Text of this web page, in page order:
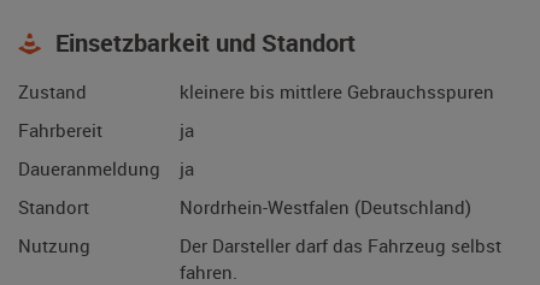
Einsetzbarkeit und Standort
Zustand
kleinere bis mittlere Gebrauchsspuren
Fahrbereit
ja
Daueranmeldung
ja
Standort
Nordrhein-Westfalen (Deutschland)
Nutzung
Der Darsteller darf das Fahrzeug selbst
fahren.